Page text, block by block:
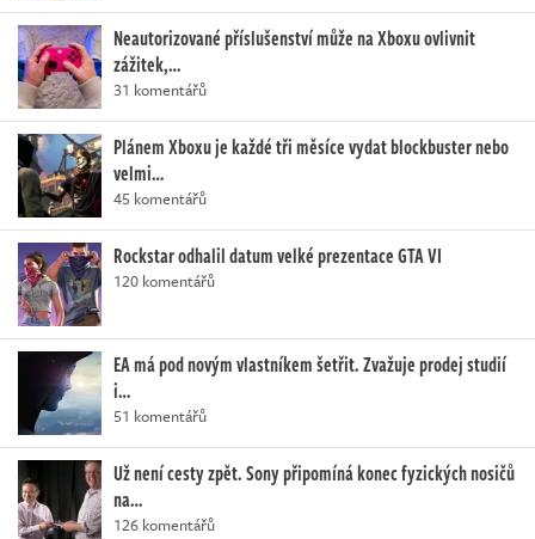
Neautorizované příslušenství může na Xboxu ovlivnit
zážitek,…
31 komentářů
Plánem Xboxu je každé tři měsíce vydat blockbuster nebo
velmi…
45 komentářů
Rockstar odhalil datum velké prezentace GTA VI
120 komentářů
EA má pod novým vlastníkem šetřit. Zvažuje prodej studií
i…
51 komentářů
Už není cesty zpět. Sony připomíná konec fyzických nosičů
na…
126 komentářů